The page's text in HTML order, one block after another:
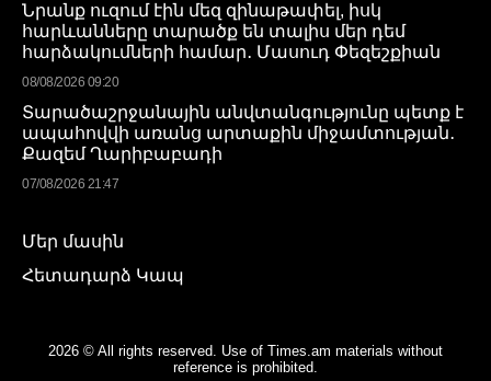
Նրանք ուզում էին մեզ զինաթափել, իսկ
հարևանները տարածք են տալիս մեր դեմ
հարձակումների համար․ Մասուդ Փեզեշքիան
08/08/2026 09:20
Տարածաշրջանային անվտանգությունը պետք է
ապահովվի առանց արտաքին միջամտության․
Քազեմ Ղարիբաբադի
07/08/2026 21:47
Մեր մասին
Հետադարձ Կապ
2026 © All rights reserved. Use of Times.am materials without
reference is prohibited.